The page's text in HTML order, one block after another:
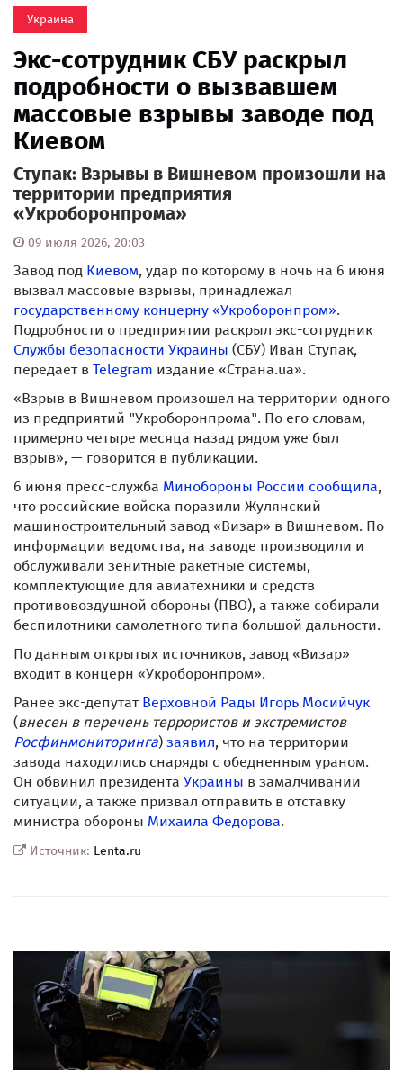
Украина
Экс-сотрудник СБУ раскрыл
подробности о вызвавшем
массовые взрывы заводе под
Киевом
Ступак: Взрывы в Вишневом произошли на
территории предприятия
«Укроборонпрома»
09 июля 2026, 20:03
Завод под Киевом, удар по которому в ночь на 6 июня
вызвал массовые взрывы, принадлежал
государственному концерну «Укроборонпром».
Подробности о предприятии раскрыл экс-сотрудник
Службы безопасности Украины (СБУ) Иван Ступак,
передает в Telegram издание «Страна.ua».
«Взрыв в Вишневом произошел на территории одного
из предприятий "Укроборонпрома". По его словам,
примерно четыре месяца назад рядом уже был
взрыв», — говорится в публикации.
6 июня пресс-служба Минобороны России сообщила,
что российские войска поразили Жулянский
машиностроительный завод «Визар» в Вишневом. По
информации ведомства, на заводе производили и
обслуживали зенитные ракетные системы,
комплектующие для авиатехники и средств
противовоздушной обороны (ПВО), а также собирали
беспилотники самолетного типа большой дальности.
По данным открытых источников, завод «Визар»
входит в концерн «Укроборонпром».
Ранее экс-депутат Верховной Рады Игорь Мосийчук
(внесен в перечень террористов и экстремистов
Росфинмониторинга) заявил, что на территории
завода находились снаряды с обедненным ураном.
Он обвинил президента Украины в замалчивании
ситуации, а также призвал отправить в отставку
министра обороны Михаила Федорова.
Источник: Lenta.ru